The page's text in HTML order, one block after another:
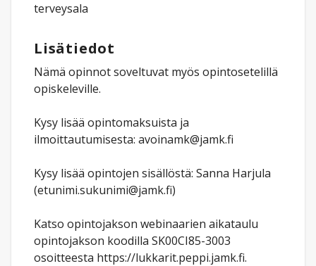
terveysala
Lisätiedot
Nämä opinnot soveltuvat myös opintosetelillä
opiskeleville.
Kysy lisää opintomaksuista ja
ilmoittautumisesta: avoinamk@jamk.fi
Kysy lisää opintojen sisällöstä: Sanna Harjula
(etunimi.sukunimi@jamk.fi)
Katso opintojakson webinaarien aikataulu
opintojakson koodilla SK00CI85-3003
osoitteesta https://lukkarit.peppi.jamk.fi.